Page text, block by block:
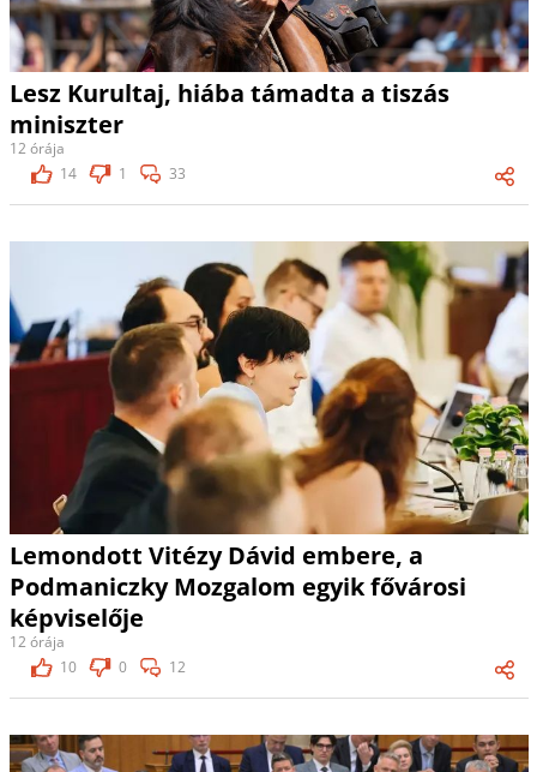
Lesz Kurultaj, hiába támadta a tiszás
miniszter
12 órája
14
1 33
Lemondott Vitézy Dávid embere, a
Podmaniczky Mozgalom egyik fővárosi
képviselője
12 órája
10
0 12